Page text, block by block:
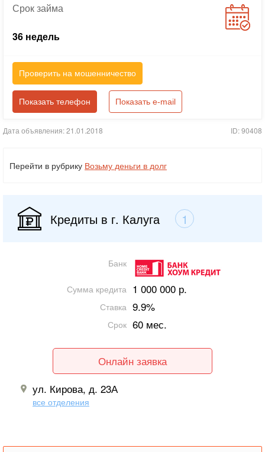
Срокзайма
36 недель
Проверить на мошенничество
Показать телефон Показать e-mail
Дата объявления: 21.01.2018 ID: 90408
Перейти в рубрику Возьму деньги в долг
Кредиты в г. Калуга 1
Банк
Сумма кредита 1 000 000 р.
Ставка 9.9%
Срок 60 мес.
Онлайн заявка
ул. Кирова, д. 23А
все отделения